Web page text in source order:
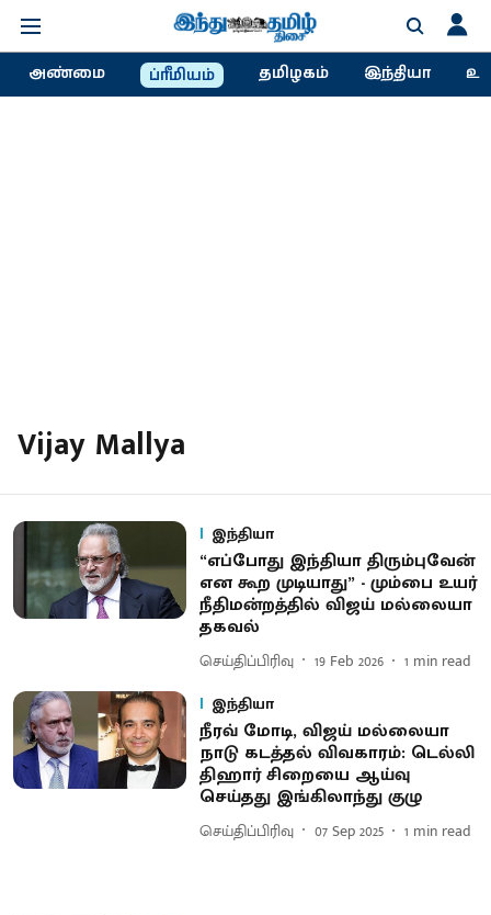
அண்மை ப்ரீமியம் தமிழகம் இந்தியா
Vijay Mallya
இந்தியா
“எப்போது இந்தியா திரும்புவேன்
என கூற முடியாது” - மும்பை உயர்
நீதிமன்றத்தில் விஜய் மல்லையா
தகவல்
செய்திப்பிரிவு 19 Feb 2026 1 min read
இந்தியா
நீரவ் மோடி, விஜய் மல்லையா
நாடு கடத்தல் விவகாரம்: டெல்லி
திஹார் சிறையை ஆய்வு
செய்தது இங்கிலாந்து குழு
செய்திப்பிரிவு 07 Sep 2025 1 min read